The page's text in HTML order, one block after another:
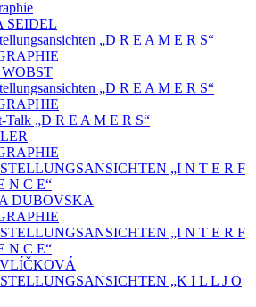
SEIDEL
„D R E A M E R S“
„D R E A M E R S“
Talk „D R E A M E R S“
„I N T E R F
N C E“
DUBOVSKA
„I N T E R F
N C E“
„K I L L J O